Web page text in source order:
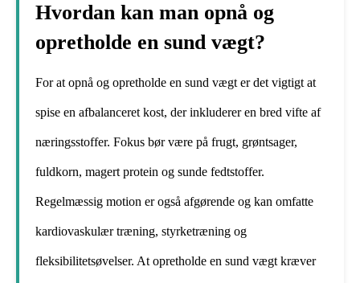
Hvordan kan man opnå og
opretholde en sund vægt?
For at opnå og opretholde en sund vægt er det vigtigt at
spise en afbalanceret kost, der inkluderer en bred vifte af
næringsstoffer. Fokus bør være på frugt, grøntsager,
fuldkorn, magert protein og sunde fedtstoffer.
Regelmæssig motion er også afgørende og kan omfatte
kardiovaskulær træning, styrketræning og
fleksibilitetsøvelser. At opretholde en sund vægt kræver